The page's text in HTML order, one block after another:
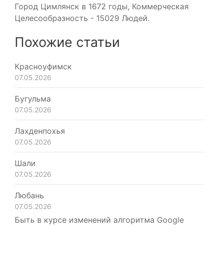
Город Цимлянск в 1672 годы, Коммерческая
Целесообразность - 15029 Людей.
Похожие статьи
Красноуфимск
07.05.2026
Бугульма
07.05.2026
Лахденпохья
07.05.2026
Шали
07.05.2026
Любань
07.05.2026
Быть в курсе изменений алгоритма Google